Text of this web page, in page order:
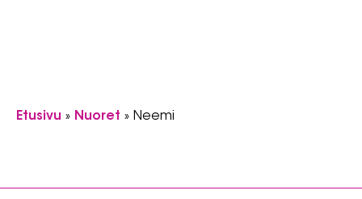
Etusivu » Nuoret » Neemi